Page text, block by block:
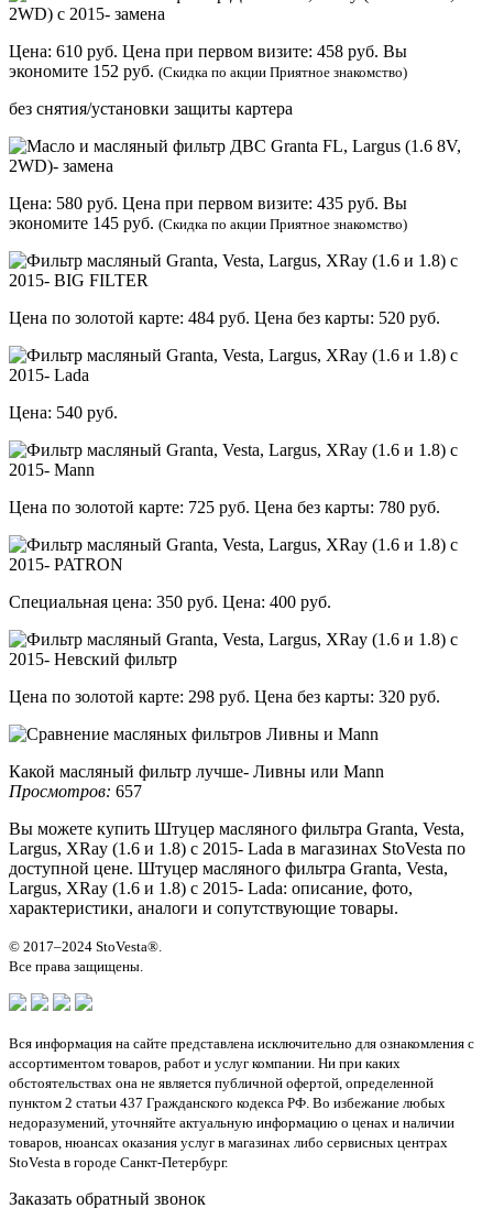
Цена: 610 руб. Цена при первом визите: 458 руб. Вы
экономите 152 руб. (Скидка по акции Приятное знакомство)
без снятия/установки защиты картера
Цена: 580 руб. Цена при первом визите: 435 руб. Вы
экономите 145 руб. (Скидка по акции Приятное знакомство)
Цена по золотой карте: 484 руб. Цена без карты: 520 руб.
Цена: 540 руб.
Цена по золотой карте: 725 руб. Цена без карты: 780 руб.
Специальная цена: 350 руб. Цена: 400 руб.
Цена по золотой карте: 298 руб. Цена без карты: 320 руб.
Какой масляный фильтр лучше- Ливны или Mann
Просмотров: 657
Вы можете купить Штуцер масляного фильтра Granta, Vesta,
Largus, XRay (1.6 и 1.8) с 2015- Lada в магазинах StoVesta по
доступной цене. Штуцер масляного фильтра Granta, Vesta,
Largus, XRay (1.6 и 1.8) с 2015- Lada: описание, фото,
характеристики, аналоги и сопутствующие товары.
© 2017–2024 StoVesta®.
Все права защищены.
Вся информация на сайте представлена исключительно для ознакомления с
ассортиментом товаров, работ и услуг компании. Ни при каких
обстоятельствах она не является публичной офертой, определенной
пунктом 2 статьи 437 Гражданского кодекса РФ. Во избежание любых
недоразумений, уточняйте актуальную информацию о ценах и наличии
товаров, нюансах оказания услуг в магазинах либо сервисных центрах
StoVesta в городе Санкт-Петербург.
Заказать обратный звонок